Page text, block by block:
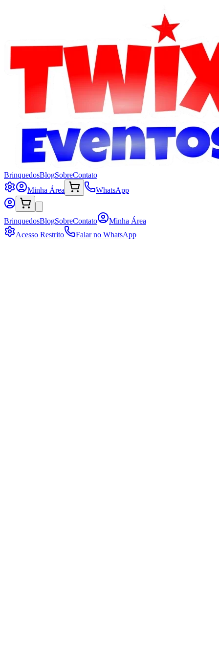
BrinquedosBlogSobreContato
Minha Área
WhatsApp
BrinquedosBlogSobreContato
Minha Área
Acesso Restrito
Falar no WhatsApp